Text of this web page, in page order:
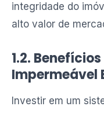
integridade do
alto valor de
1.2.
Impermeável
Investir em um